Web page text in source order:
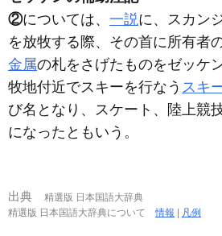
②については、 一説に、スカン
を放牧する際、その首に所有者
金属の札をさげたものをゼッケ
牧地付近でスキーを行なう スキ
び名となり、スケート、陸上競
になったともいう。
出典
精選版 日本国語大辞典
精選版 日本国語大辞典について情報 | 凡例